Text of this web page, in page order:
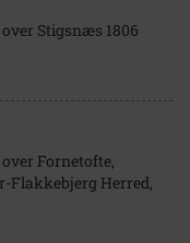
Stigsnæs 1806
Fornetofte,
Flakkebjerg Herred,